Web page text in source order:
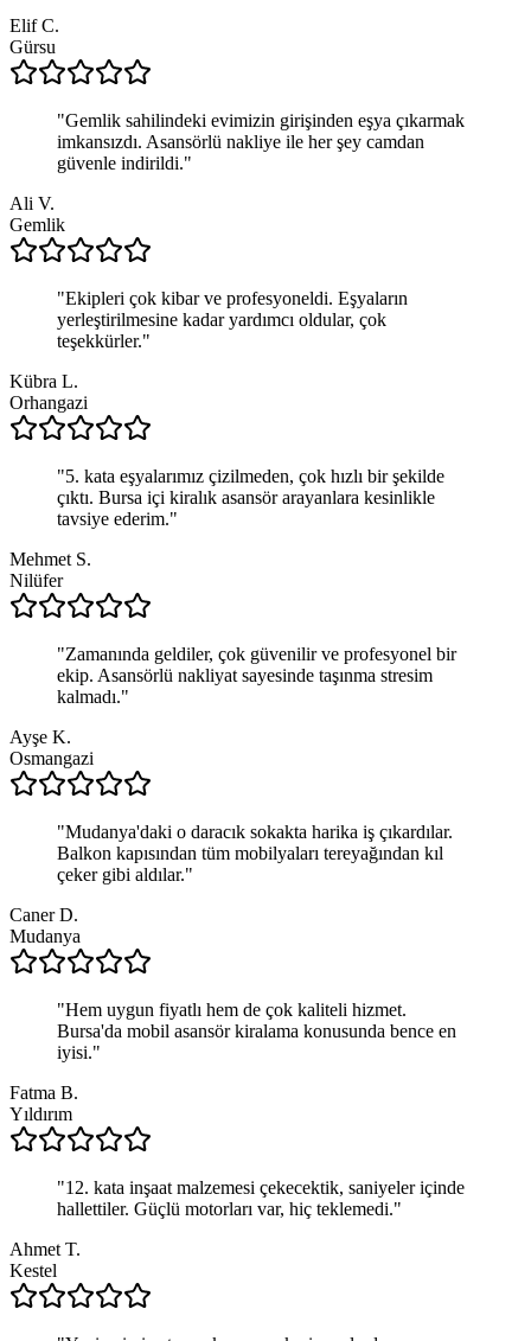
Elif C.
Gürsu
"Gemlik sahilindeki evimizin girişinden eşya çıkarmak
imkansızdı. Asansörlü nakliye ile her şey camdan
güvenle indirildi."
Ali V.
Gemlik
"Ekipleri çok kibar ve profesyoneldi. Eşyaların
yerleştirilmesine kadar yardımcı oldular, çok
teşekkürler."
Kübra L.
Orhangazi
"5. kata eşyalarımız çizilmeden, çok hızlı bir şekilde
çıktı. Bursa içi kiralık asansör arayanlara kesinlikle
tavsiye ederim."
Mehmet S.
Nilüfer
"Zamanında geldiler, çok güvenilir ve profesyonel bir
ekip. Asansörlü nakliyat sayesinde taşınma stresim
kalmadı."
Ayşe K.
Osmangazi
"Mudanya'daki o daracık sokakta harika iş çıkardılar.
Balkon kapısından tüm mobilyaları tereyağından kıl
çeker gibi aldılar."
Caner D.
Mudanya
"Hem uygun fiyatlı hem de çok kaliteli hizmet.
Bursa'da mobil asansör kiralama konusunda bence en
iyisi."
Fatma B.
Yıldırım
"12. kata inşaat malzemesi çekecektik, saniyeler içinde
hallettiler. Güçlü motorları var, hiç teklemedi."
Ahmet T.
Kestel